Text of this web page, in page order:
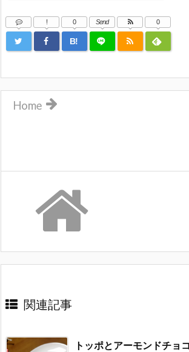
!
B!
0 Send 0
Home
関連記事
トッポとアーモンドチョ